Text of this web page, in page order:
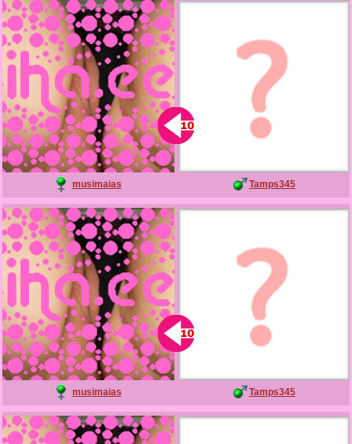
musimaias Tamps345
musimaias Tamps345